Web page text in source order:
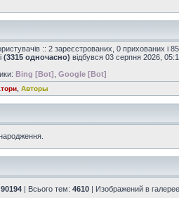
:: 2 зареєстрованих, 0 прихованих і
(3315 одночасно) відбувся 03 серпня 2026,
Bing [Bot] Google [Bot]
Авторы
90194 | Всього тем: 4610 | Изображений в